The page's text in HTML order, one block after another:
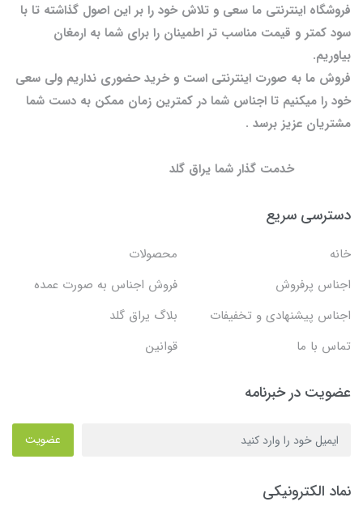
فروشگاه اینترنتی ما سعی و تلاش خود را بر این اصول گذاشته تا با
سود کمتر و قیمت مناسب تر اطمینان را برای شما به ارمغان
بیاوریم.
فروش ما به صورت اینترنتی است و خرید حضوری نداریم ولی سعی
خود را میکنیم تا اجناس شما در کمترین زمان ممکن به دست شما
مشتریان عزیز برسد .
خدمت گذار شما یراق گلد
دسترسی سریع
خانه
محصولات
اجناس پرفروش
فروش اجناس به صورت عمده
اجناس پیشنهادی و تخفیفات
بلاگ یراق گلد
تماس با ما
قوانین
عضویت در خبرنامه
عضویت
نماد الکترونیکی